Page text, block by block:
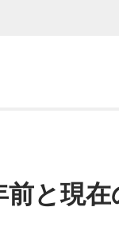
と被災者の不安や
や寄付金を名目に
と現在